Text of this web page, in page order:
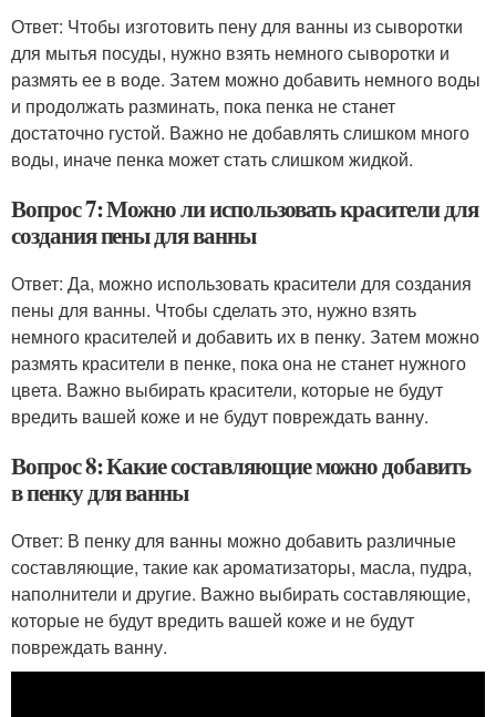
Ответ: Чтобы изготовить пену для ванны из сыворотки
для мытья посуды, нужно взять немного сыворотки и
размять ее в воде. Затем можно добавить немного воды
и продолжать разминать, пока пенка не станет
достаточно густой. Важно не добавлять слишком много
воды, иначе пенка может стать слишком жидкой.
Вопрос 7: Можно ли использовать красители для
создания пены для ванны
Ответ: Да, можно использовать красители для создания
пены для ванны. Чтобы сделать это, нужно взять
немного красителей и добавить их в пенку. Затем можно
размять красители в пенке, пока она не станет нужного
цвета. Важно выбирать красители, которые не будут
вредить вашей коже и не будут повреждать ванну.
Вопрос 8: Какие составляющие можно добавить
в пенку для ванны
Ответ: В пенку для ванны можно добавить различные
составляющие, такие как ароматизаторы, масла, пудра,
наполнители и другие. Важно выбирать составляющие,
которые не будут вредить вашей коже и не будут
повреждать ванну.